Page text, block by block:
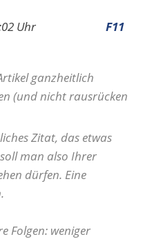
Uhr F11
ganzheitlich
(und nicht rausrücken
Zitat, das etwas
man also Ihrer
dürfen. Eine
Folgen: weniger